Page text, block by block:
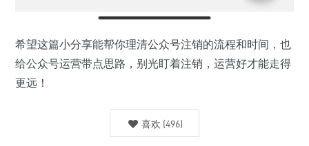
希望这篇小分享能帮你理清公众号注销的流程和时间，也
给公众号运营带点思路，别光盯着注销，运营好才能走得
更远！
喜欢 (496)